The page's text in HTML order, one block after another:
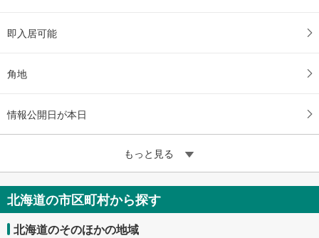
即入居可能
角地
情報公開日が本日
もっと見る
北海道の市区町村から探す
北海道のそのほかの地域